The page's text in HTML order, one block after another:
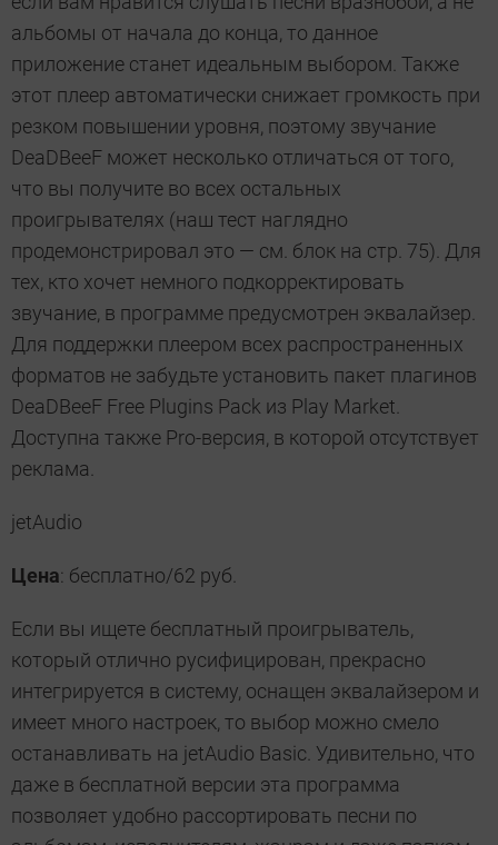
альбомы от начала до конца, то данное
приложение станет идеальным выбором. Также
этот плеер автоматически снижает громкость при
резком повышении уровня, поэтому звучание
DeaDBeeF может несколько отличаться от того,
что вы получите во всех остальных
проигрывателях (наш тест наглядно
продемонстрировал это — см. блок на стр. 75). Для
тех, кто хочет немного подкорректировать
звучание, в программе предусмотрен эквалайзер.
Для поддержки плеером всех распространенных
форматов не забудьте установить пакет плагинов
DeaDBeeF Free Plugins Pack из Play Market.
Доступна также Pro-версия, в которой отсутствует
реклама.
jetAudio
Цена: бесплатно/62 руб.
Если вы ищете бесплатный проигрыватель,
который отлично русифицирован, прекрасно
интегрируется в систему, оснащен эквалайзером и
имеет много настроек, то выбор можно смело
останавливать на jetAudio Basic. Удивительно, что
даже в бесплатной версии эта программа
позволяет удобно рассортировать песни по